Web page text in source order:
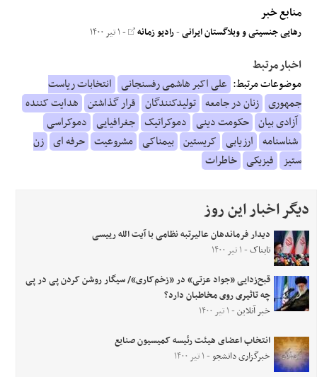
منابع خبر
رهایی جنسیتی و وبلاگستان ایرانی-رادیو زمانه - ۱ تیر ۱۴۰۰
اخبار مرتبط
موضوعات مرتبط: علی اکبر هاشمی رفسنجانی انتخابات ریاست
جمهوری زنان در جامعه تولیدکنندگان قرار گذاشتن هدایت کننده
آزادی بیان حکومت دینی دموکراتیک جغرافیایی دموکراسی
شناسنامه ارزیابی کریستین بیمناکی مشروعیت حرفه ای زن
ستیز فیزیکی خاطرات
دیگر اخبار این روز
دیدار فرماندهان عالیرتبه نظامی با آیت الله رییسی
تابناک- ۱ تیر ۱۴۰۰
قبح‌زدایی «جواد عزتی» در «زخم‌کاری»/ سیگار روشن کردن‌ پی در پی
چه تاثیری روی مخاطبان دارد؟
خبر آنلاین- ۱ تیر ۱۴۰۰
انتخاب اعضای هیئت رئیسه کمیسیون صنایع
خبرگزاری دانشجو- ۱ تیر ۱۴۰۰